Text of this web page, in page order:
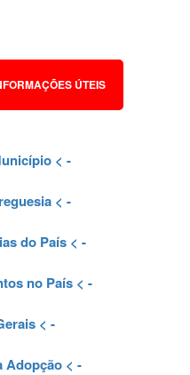
ÚTEIS
< -
< -
do País < -
no País < -
< -
Adopção < -